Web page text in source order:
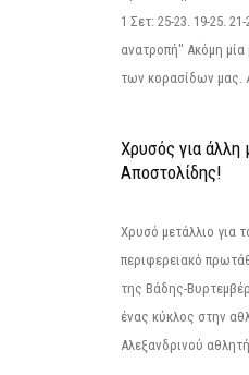
1 Σετ: 25-23. 19-25.
ανατροπή" Ακόμη μία
των κορασίδων μας.
Χρυσός για άλλη
Αποστολίδης!
Χρυσό μετάλλιο για
περιφερειακό
της Βάδης-
ένας κύκλος στην
Αλεξανδρινού